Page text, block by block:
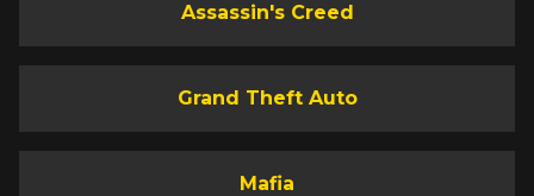
Assassin's Creed
Grand Theft Auto
Mafia